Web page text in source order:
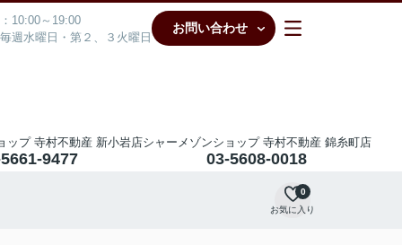
10:00～19:00
週水曜日・第２、３火曜日
お問い合わせ
ップ 寺村不動産 新小岩店
9477
シャーメゾンショップ 寺村不動産 錦糸町店
03-5608-0018
お気に入り
0